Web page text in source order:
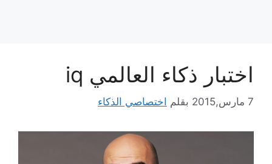
اختبار ذكاء العالمي iq
7 مارس,2015 بقلم اختصاصي الذكاء